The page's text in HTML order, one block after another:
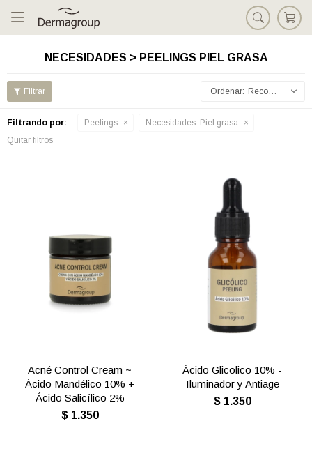

NECESIDADES > PEELINGS PIEL GRASA
Recomendados
Filtrando por: Peelings Necesidades: Piel grasa
Quitar filtros
Acné Control Cream ~
Ácido Mandélico 10% +
Ácido Salicílico 2%
$ 1.350
Ácido Glicolico 10% -
Iluminador y Antiage
$ 1.350